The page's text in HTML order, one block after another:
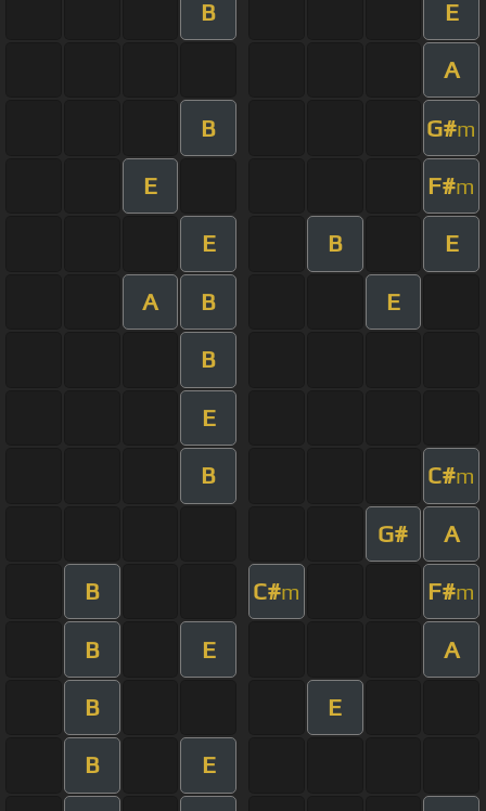
B E
A
B G#m
E F#m
E B E
A B E
B
E
B C#m
G# A
B C#m F#m
B E A
B E
B E